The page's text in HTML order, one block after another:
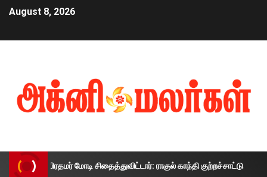
August 8, 2026
பிரதமர் மோடி சிதைத்துவிட்டார்: ராகுல் காந்தி குற்றச்சாட்டு